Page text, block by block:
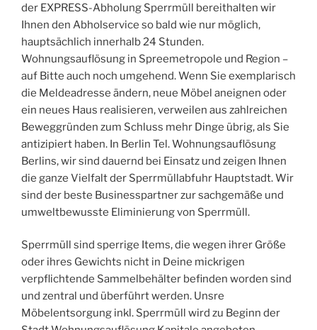
der EXPRESS-Abholung Sperrmüll bereithalten wir
Ihnen den Abholservice so bald wie nur möglich,
hauptsächlich innerhalb 24 Stunden.
Wohnungsauflösung in Spreemetropole und Region –
auf Bitte auch noch umgehend. Wenn Sie exemplarisch
die Meldeadresse ändern, neue Möbel aneignen oder
ein neues Haus realisieren, verweilen aus zahlreichen
Beweggründen zum Schluss mehr Dinge übrig, als Sie
antizipiert haben. In Berlin Tel. Wohnungsauflösung
Berlins, wir sind dauernd bei Einsatz und zeigen Ihnen
die ganze Vielfalt der Sperrmüllabfuhr Hauptstadt. Wir
sind der beste Businesspartner zur sachgemäße und
umweltbewusste Eliminierung von Sperrmüll.
Sperrmüll sind sperrige Items, die wegen ihrer Größe
oder ihres Gewichts nicht in Deine mickrigen
verpflichtende Sammelbehälter befinden worden sind
und zentral und überführt werden. Unsre
Möbelentsorgung inkl. Sperrmüll wird zu Beginn der